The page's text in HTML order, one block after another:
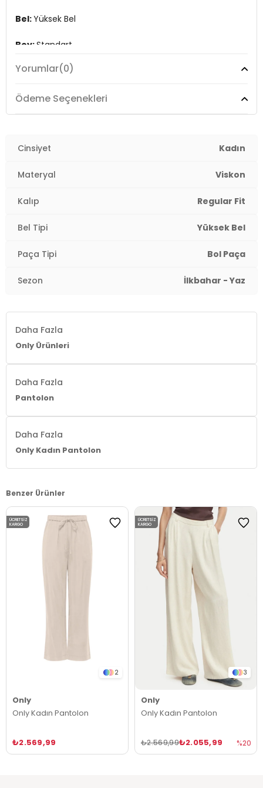
Bel:Yüksek Bel
Boy:Standart
Paça Tipi:Bol Paça
Kalıp Bilgisi:Regular Fit
Menşei:
Yorumlar(0)
Ödeme Seçenekleri
Cinsiyet Kadın
Materyal Viskon
Kalıp Regular Fit
Bel Tipi Yüksek Bel
Paça Tipi Bol Paça
Sezon İlkbahar - Yaz
Daha Fazla
Only Ürünleri
Daha Fazla
Pantolon
Daha Fazla
Only Kadın Pantolon
Benzer Ürünler
2
Only
Only Kadın Pantolon
₺2.569,99
ÜCRETSIZ
KARGO
3
Only
Only Kadın Pantolon
₺2.055,99
₺2.569,99 %20
ÜCRETSIZ
KARGO